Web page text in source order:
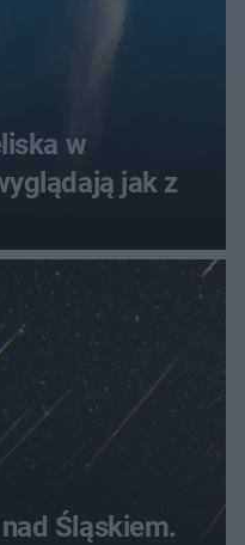
w
jak z
Śląskiem.